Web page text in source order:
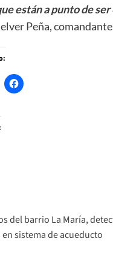
están a punto de
Peña,
del barrio La María,
sistema de acueducto